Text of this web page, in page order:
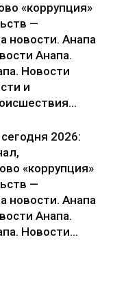
«коррупция»
—
новости. Анапа
Анапа.
Новости
и
2026:
«коррупция»
—
новости. Анапа
Анапа.
Новости...